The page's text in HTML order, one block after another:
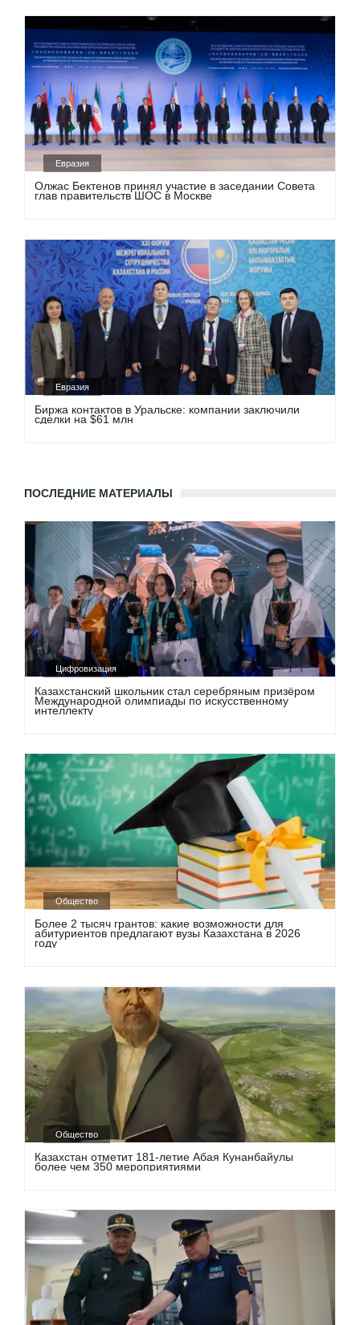
Евразия
Олжас Бектенов принял участие в заседании Совета
глав правительств ШОС в Москве
Евразия
Биржа контактов в Уральске: компании заключили
сделки на $61 млн
ПОСЛЕДНИЕ МАТЕРИАЛЫ
Цифровизация
Казахстанский школьник стал серебряным призёром
Международной олимпиады по искусственному
интеллекту
Общество
Более 2 тысяч грантов: какие возможности для
абитуриентов предлагают вузы Казахстана в 2026
году
Общество
Казахстан отметит 181-летие Абая Кунанбайулы
более чем 350 мероприятиями